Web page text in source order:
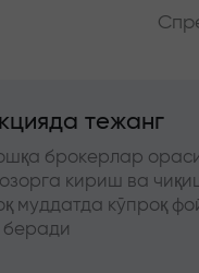
тежанг
брокерлар
кириш ва
муддатда кўпроқ